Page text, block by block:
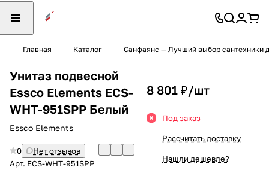
Главная Каталог Санфаянс — Лучший выбор сантехники
Унитаз подвесной
Essco Elements ECS-
WHT-951SPP Белый
Essco Elements
0
Нет отзывов
Арт. ECS-WHT-951SPP
8 801 ₽/шт
Под заказ
Рассчитать доставку
Нашли дешевле?